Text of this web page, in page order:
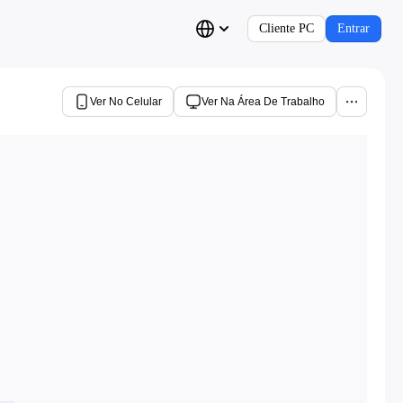
Cliente PC Entrar
Ver No Celular Ver Na Área De Trabalho